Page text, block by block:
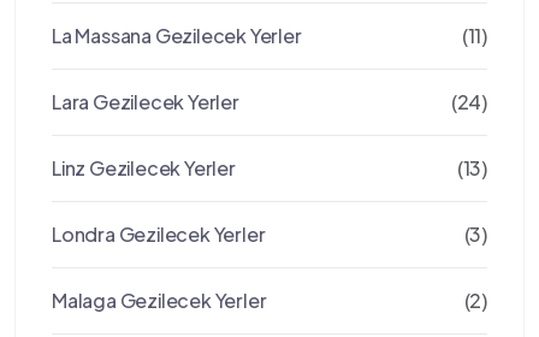
La Massana Gezilecek Yerler (11)
Lara Gezilecek Yerler (24)
Linz Gezilecek Yerler (13)
Londra Gezilecek Yerler (3)
Malaga Gezilecek Yerler (2)